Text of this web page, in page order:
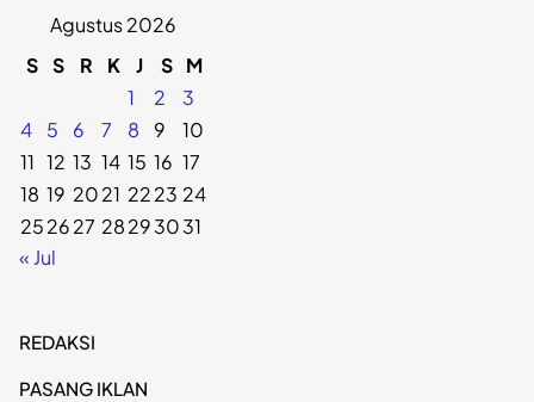
Agustus 2026
S S R K J S M
1
2
3
4
5 6 7 8 9
10
11 12 13 14 15 16 17
18 19 2021 2223 24
252627 28293031
« Jul
REDAKSI
PASANG IKLAN